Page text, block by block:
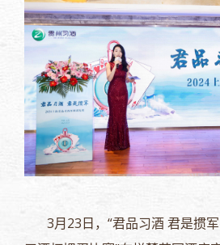
3月23日，“君品习酒 君是掼